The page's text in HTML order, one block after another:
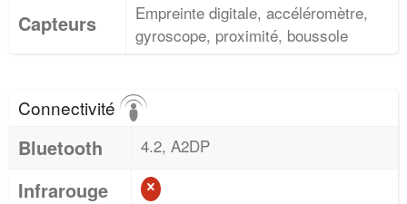
Capteurs
Empreinte digitale, accéléromètre,
gyroscope, proximité, boussole
Connectivité
Bluetooth 4.2, A2DP
Infrarouge